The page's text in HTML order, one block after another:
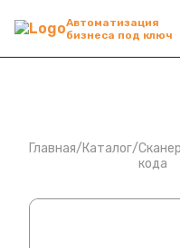
Автоматизация
бизнеса под ключ
Главная/Каталог/
кода